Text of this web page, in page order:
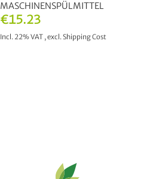
€15.23
Incl. 22% VAT ,excl.Shipping Cost
MASCHINENSPÜLMITTEL